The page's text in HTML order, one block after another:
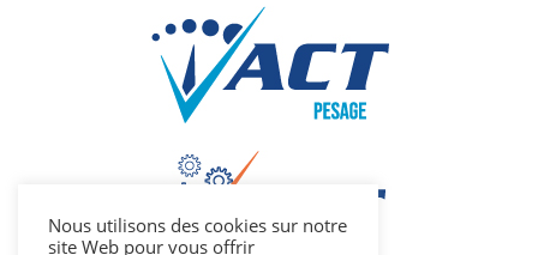
Nous utilisons des cookies sur notre
site Web pour vous offrir